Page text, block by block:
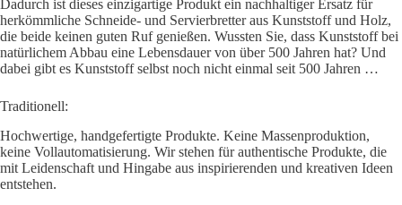
Dadurch ist dieses einzigartige Produkt ein nachhaltiger Ersatz für
herkömmliche Schneide- und Servierbretter aus Kunststoff und Holz,
die beide keinen guten Ruf genießen. Wussten Sie, dass Kunststoff bei
natürlichem Abbau eine Lebensdauer von über 500 Jahren hat? Und
dabei gibt es Kunststoff selbst noch nicht einmal seit 500 Jahren …
Traditionell:
Hochwertige, handgefertigte Produkte. Keine Massenproduktion,
keine Vollautomatisierung. Wir stehen für authentische Produkte, die
mit Leidenschaft und Hingabe aus inspirierenden und kreativen Ideen
entstehen.